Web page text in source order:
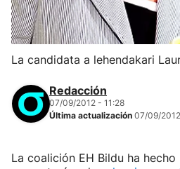
La candidata a lehendakari
Redacción
07/09/2012 - 11:28
Última actualización 07/09/
La coalición EH Bildu ha